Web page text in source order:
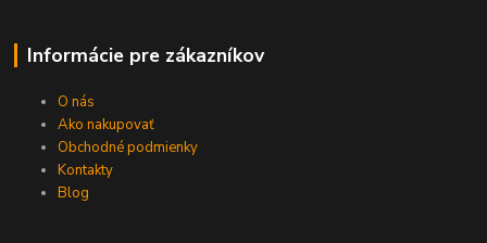
Informácie pre zákazníkov
O nás
Ako nakupovať
Obchodné podmienky
Kontakty
Blog